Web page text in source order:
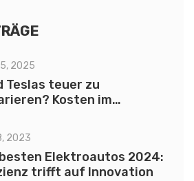
2025
Teslas teuer zu
Kosten im
und
2023
Elektroautos 2024:
trifft auf Innovation